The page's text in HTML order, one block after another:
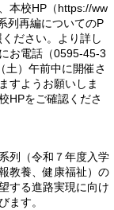
本校HP（https://ww
列再編についてのP
ださい。より詳し
お電話（0595-45-3
土）午前中に開催さ
すようお願いしま
HPをご確認くださ
列（令和７年度入学
教養、健康福祉）の
する進路実現に向け
ます。